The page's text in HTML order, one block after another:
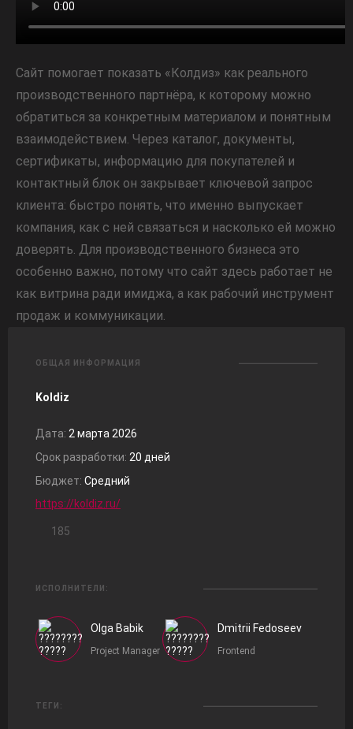
Сайт помогает показать «Колдиз» как реального
производственного партнёра, к которому можно
обратиться за конкретным материалом и понятным
взаимодействием. Через каталог, документы,
сертификаты, информацию для покупателей и
контактный блок он закрывает ключевой запрос
клиента: быстро понять, что именно выпускает
компания, как с ней связаться и насколько ей можно
доверять. Для производственного бизнеса это
особенно важно, потому что сайт здесь работает не
как витрина ради имиджа, а как рабочий инструмент
продаж и коммуникации.
ОБЩАЯ ИНФОРМАЦИЯ
Koldiz
Дата: 2 марта 2026
Срок разработки: 20 дней
Бюджет: Средний
https://koldiz.ru/
185
ИСПОЛНИТЕЛИ:
Olga Babik
Project Manager
Dmitrii Fedoseev
Frontend
ТЕГИ: